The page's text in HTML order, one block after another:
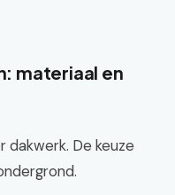
materiaal en
dakwerk. De keuze